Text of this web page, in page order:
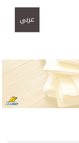
عربي